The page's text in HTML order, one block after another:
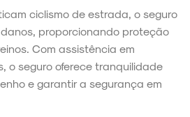
ciclismo de estrada, o seguro
proporcionando proteção
Com assistência em
o seguro oferece tranquilidade
e garantir a segurança em